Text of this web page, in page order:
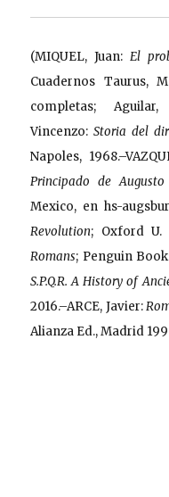
(MIQUEL, Juan: El
Cuadernos Taurus,
completas; Aguilar,
Vincenzo:Storia del
Napoles,
Principado de
Mexico, en hs-
Revolution; Oxford U.
Romans; Penguin
S.P.Q.R. A History of
2016.–ARCE, Javier:
Alianza Ed., Madrid